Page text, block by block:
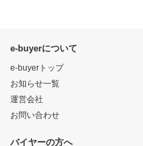
e-buyerについて
e-buyerトップ
お知らせ一覧
運営会社
お問い合わせ
バイヤーの方へ